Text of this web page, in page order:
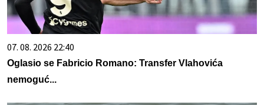
07. 08. 2026 22:40
Oglasio se Fabricio Romano: Transfer Vlahovića
nemoguć...